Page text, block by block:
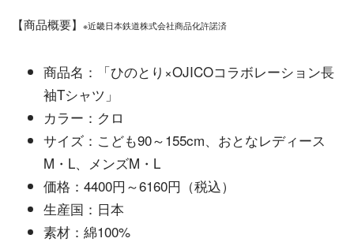
【商品概要】 ※近畿日本鉄道株式会社商品化許諾済
商品名：「ひのとり×OJICOコラボレーション長
袖Tシャツ」
カラー：クロ
サイズ：こども90～155cm、おとなレディース
M・L、メンズM・L
価格：4400円～6160円（税込）
生産国：日本
素材：綿100%